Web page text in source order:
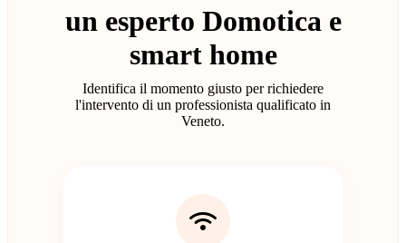
un esperto Domotica e
smart home
Identifica il momento giusto per richiedere
l'intervento di un professionista qualificato in
Veneto.